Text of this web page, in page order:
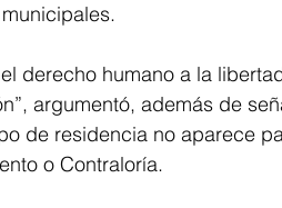
derecho humano a la
argumentó, además de
de residencia no aparece
o Contraloría.